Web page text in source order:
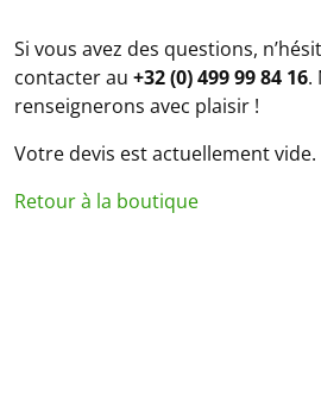
Si vous avez des questions,
contacter au +32 (0) 499 99 84 16.
renseignerons avec plaisir !
Votre devis est actuellement vide.
Retour à la boutique